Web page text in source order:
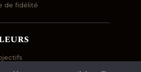
de fidélité